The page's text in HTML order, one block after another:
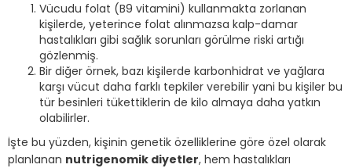
Vücudu folat (B9 vitamini) kullanmakta zorlanan
kişilerde, yeterince folat alınmazsa kalp-damar
hastalıkları gibi sağlık sorunları görülme riski artığı
gözlenmiş.
Bir diğer örnek, bazı kişilerde karbonhidrat ve yağlara
karşı vücut daha farklı tepkiler verebilir yani bu kişiler bu
tür besinleri tükettiklerin de kilo almaya daha yatkın
olabilirler.
İşte bu yüzden, kişinin genetik özelliklerine göre özel olarak
planlanan nutrigenomik diyetler, hem hastalıkları